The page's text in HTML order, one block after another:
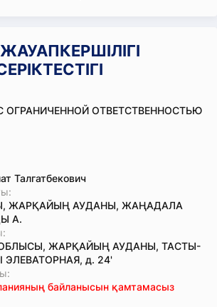
ОГРАНИЧЕННОЙ ОТВЕТСТВЕННОСТЬЮ
Талгатбекович
ЖАРҚАЙЫҢ АУДАНЫ, ЖАҢАДАЛА
А.
ЖАРҚАЙЫҢ АУДАНЫ, ТАСТЫ-
ЭЛЕВАТОРНАЯ, д. 24'
байланысын қамтамасыз